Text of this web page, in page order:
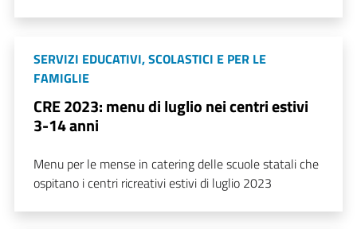
SERVIZI EDUCATIVI, SCOLASTICI E PER LE
FAMIGLIE
CRE 2023: menu di luglio nei centri estivi
3-14 anni
Menu per le mense in catering delle scuole statali che
ospitano i centri ricreativi estivi di luglio 2023